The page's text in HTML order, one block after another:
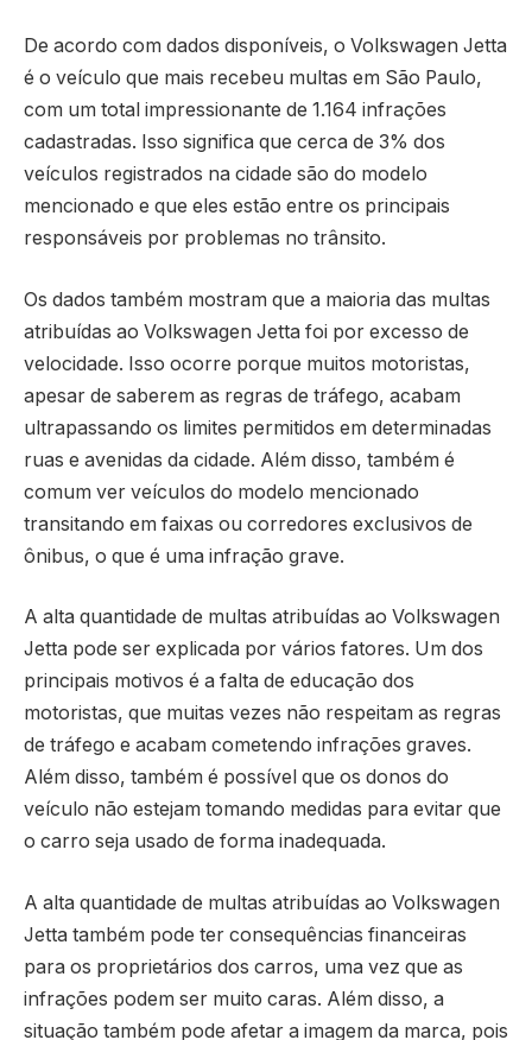
De acordo com dados disponíveis, o Volkswagen Jetta
é o veículo que mais recebeu multas em São Paulo,
com um total impressionante de 1.164 infrações
cadastradas. Isso significa que cerca de 3% dos
veículos registrados na cidade são do modelo
mencionado e que eles estão entre os principais
responsáveis por problemas no trânsito.
Os dados também mostram que a maioria das multas
atribuídas ao Volkswagen Jetta foi por excesso de
velocidade. Isso ocorre porque muitos motoristas,
apesar de saberem as regras de tráfego, acabam
ultrapassando os limites permitidos em determinadas
ruas e avenidas da cidade. Além disso, também é
comum ver veículos do modelo mencionado
transitando em faixas ou corredores exclusivos de
ônibus, o que é uma infração grave.
A alta quantidade de multas atribuídas ao Volkswagen
Jetta pode ser explicada por vários fatores. Um dos
principais motivos é a falta de educação dos
motoristas, que muitas vezes não respeitam as regras
de tráfego e acabam cometendo infrações graves.
Além disso, também é possível que os donos do
veículo não estejam tomando medidas para evitar que
o carro seja usado de forma inadequada.
A alta quantidade de multas atribuídas ao Volkswagen
Jetta também pode ter consequências financeiras
para os proprietários dos carros, uma vez que as
infrações podem ser muito caras. Além disso, a
situação também pode afetar a imagem da marca, pois